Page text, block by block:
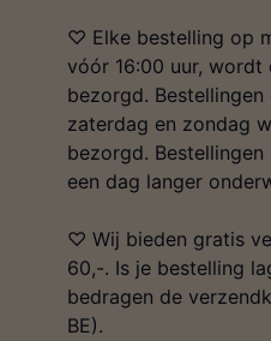
♡ Elke bestelling op
vóór 16:00 uur, wordt
bezorgd.
zaterdag en zondag
bezorgd.
een dag langer
♡ Wij bieden gratis
60,-. Is je bestelling
bedragen de
BE).